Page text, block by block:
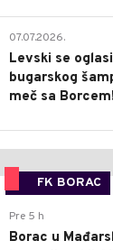
07.07.2026.
Levski se
bugarskog
meč sa
FK BORAC
Pre 5 h
Borac u